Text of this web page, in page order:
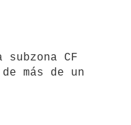
más de un